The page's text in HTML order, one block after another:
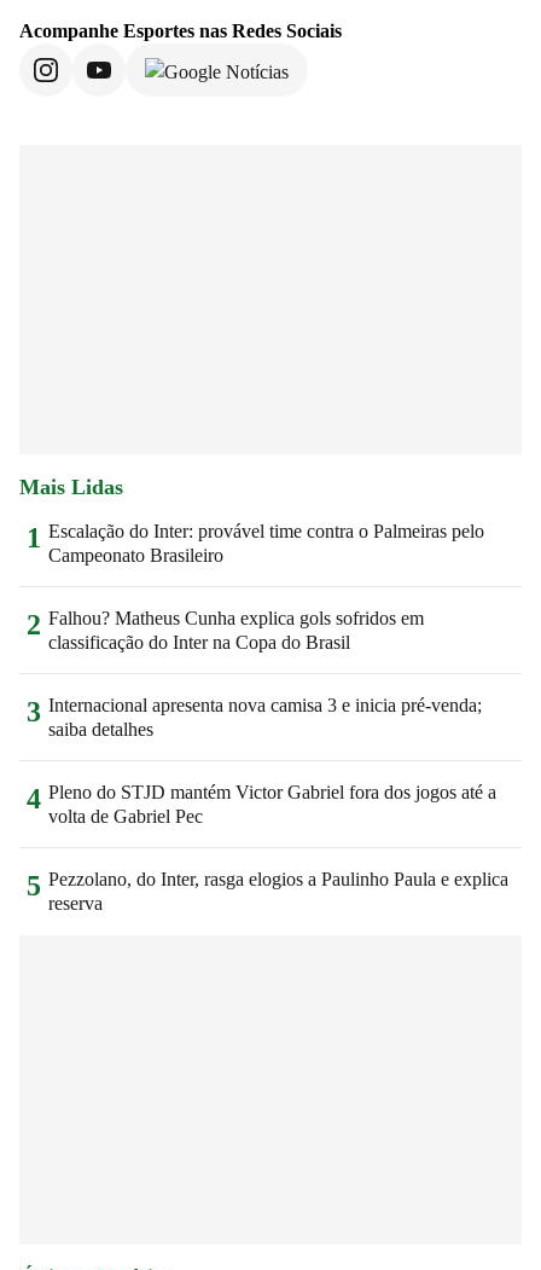
Acompanhe Esportes nas Redes Sociais
Mais Lidas
1 Escalação do Inter: provável time contra o Palmeiras pelo
Campeonato Brasileiro
2 Falhou? Matheus Cunha explica gols sofridos em
classificação do Inter na Copa do Brasil
3 Internacional apresenta nova camisa 3 e inicia pré-venda;
saiba detalhes
4 Pleno do STJD mantém Victor Gabriel fora dos jogos até a
volta de Gabriel Pec
5 Pezzolano, do Inter, rasga elogios a Paulinho Paula e explica
reserva